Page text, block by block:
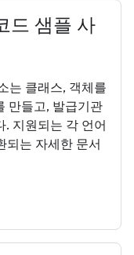
드 샘플 사
는 클래스, 객체를
만들고, 발급기관
. 지원되는 각 언어
되는 자세한 문서